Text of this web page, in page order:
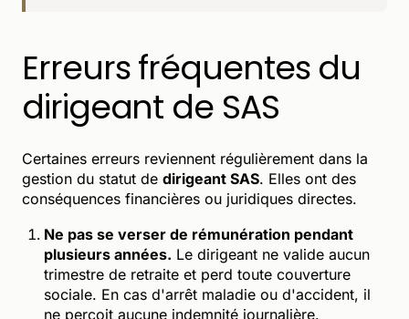
Erreurs fréquentes du
dirigeant de SAS
Certaines erreurs reviennent régulièrement dans la
gestion du statut de dirigeant SAS. Elles ont des
conséquences financières ou juridiques directes.
Ne pas se verser de rémunération pendant
plusieurs années. Le dirigeant ne valide aucun
trimestre de retraite et perd toute couverture
sociale. En cas d'arrêt maladie ou d'accident, il
ne perçoit aucune indemnité journalière.